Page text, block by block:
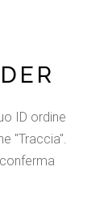
ID ordine
"Traccia".